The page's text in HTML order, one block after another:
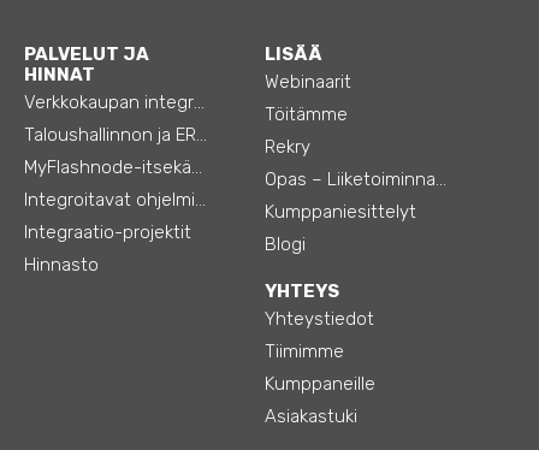
PALVELUT JA
HINNAT
Verkkokaupan integraatiot
Taloushallinnon ja ERP:n integraatiot
MyFlashnode-itsekäyttö-automaatio
Integroitavat ohjelmistot
Integraatio-projektit
Hinnasto
LISÄÄ
Webinaarit
Töitämme
Rekry
Opas – Liiketoiminnan tehostamiseen
Kumppaniesittelyt
Blogi
YHTEYS
Yhteystiedot
Tiimimme
Kumppaneille
Asiakastuki